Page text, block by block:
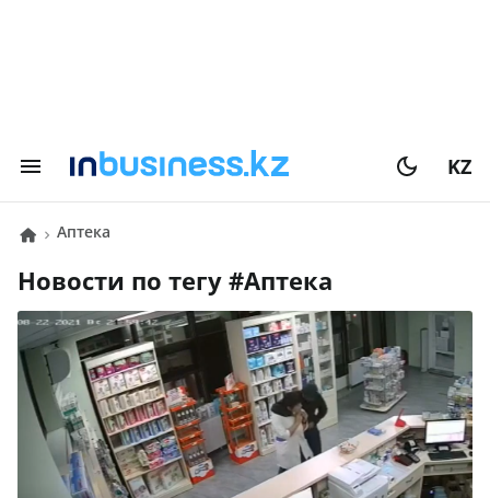
KZ
Аптека
Новости по тегу # Аптека